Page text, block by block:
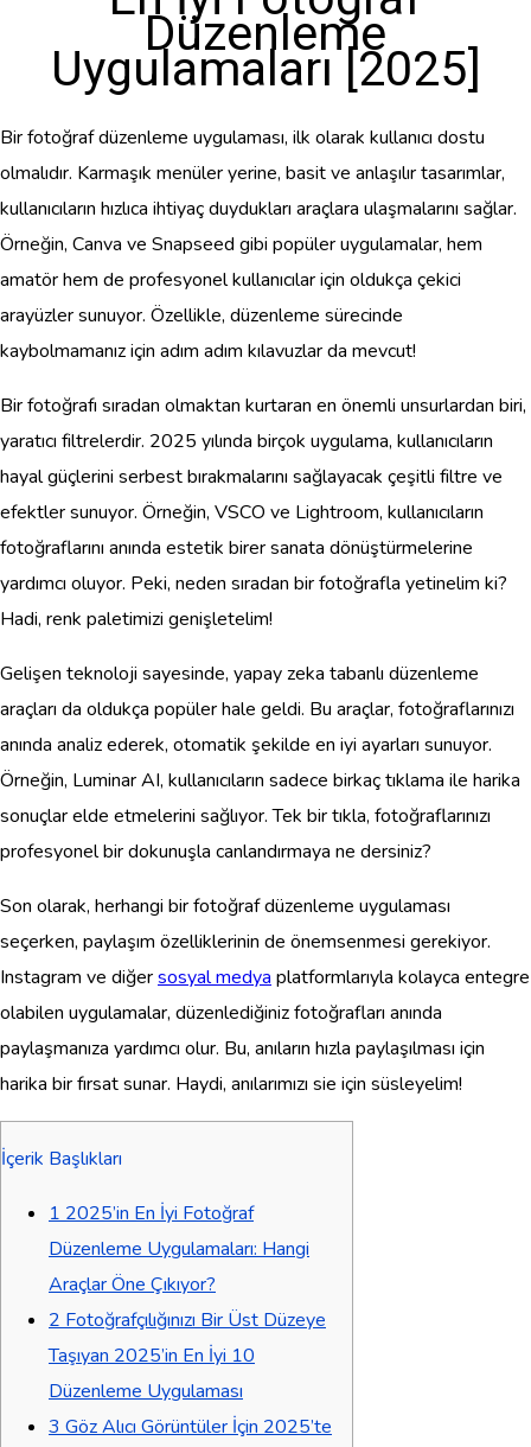
Düzenleme
Uygulamaları [2025]
Bir fotoğraf düzenleme uygulaması, ilk olarak kullanıcı dostu
olmalıdır. Karmaşık menüler yerine, basit ve anlaşılır tasarımlar,
kullanıcıların hızlıca ihtiyaç duydukları araçlara ulaşmalarını sağlar.
Örneğin, Canva ve Snapseed gibi popüler uygulamalar, hem
amatör hem de profesyonel kullanıcılar için oldukça çekici
arayüzler sunuyor. Özellikle, düzenleme sürecinde
kaybolmamanız için adım adım kılavuzlar da mevcut!
Bir fotoğrafı sıradan olmaktan kurtaran en önemli unsurlardan biri,
yaratıcı filtrelerdir. 2025 yılında birçok uygulama, kullanıcıların
hayal güçlerini serbest bırakmalarını sağlayacak çeşitli filtre ve
efektler sunuyor. Örneğin, VSCO ve Lightroom, kullanıcıların
fotoğraflarını anında estetik birer sanata dönüştürmelerine
yardımcı oluyor. Peki, neden sıradan bir fotoğrafla yetinelim ki?
Hadi, renk paletimizi genişletelim!
Gelişen teknoloji sayesinde, yapay zeka tabanlı düzenleme
araçları da oldukça popüler hale geldi. Bu araçlar, fotoğraflarınızı
anında analiz ederek, otomatik şekilde en iyi ayarları sunuyor.
Örneğin, Luminar AI, kullanıcıların sadece birkaç tıklama ile harika
sonuçlar elde etmelerini sağlıyor. Tek bir tıkla, fotoğraflarınızı
profesyonel bir dokunuşla canlandırmaya ne dersiniz?
Son olarak, herhangi bir fotoğraf düzenleme uygulaması
seçerken, paylaşım özelliklerinin de önemsenmesi gerekiyor.
Instagram ve diğersosyal medya platformlarıyla kolayca entegre
olabilen uygulamalar, düzenlediğiniz fotoğrafları anında
paylaşmanıza yardımcı olur. Bu, anıların hızla paylaşılması için
harika bir fırsat sunar. Haydi, anılarımızı sie için süsleyelim!
İçerik Başlıkları
1 2025’in En İyi Fotoğraf
Düzenleme Uygulamaları: Hangi
Araçlar Öne Çıkıyor?
2 Fotoğrafçılığınızı Bir Üst Düzeye
Taşıyan 2025’in En İyi 10
Düzenleme Uygulaması
3 Göz Alıcı Görüntüler İçin 2025’te